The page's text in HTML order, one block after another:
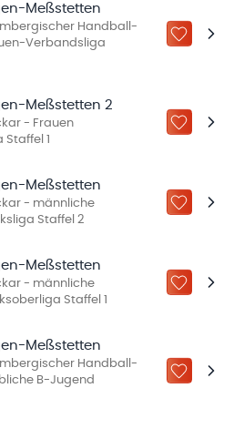
Meßstetten
Handball-
Verbandsliga
ZU „MEINE
Meßstetten 2
- Frauen
Staffel 1
ZU „MEINE
Meßstetten
- männliche
Staffel 2
ZU „MEINE
Meßstetten
- männliche
Staffel 1
ZU „MEINE
Meßstetten
Handball-
B-Jugend
ZU „MEINE